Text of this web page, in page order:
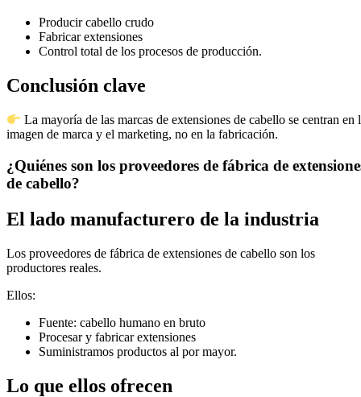
Producir cabello crudo
Fabricar extensiones
Control total de los procesos de producción.
Conclusión clave
La mayoría de las marcas de extensiones de cabello se centran en
imagen de marca y el marketing, no en la fabricación.
¿Quiénes son los proveedores de fábrica de
de cabello?
El lado manufacturero de la industria
Los proveedores de fábrica de extensiones de cabello son los
productores reales.
Ellos:
Fuente: cabello humano en bruto
Procesar y fabricar extensiones
Suministramos productos al por mayor.
Lo que ellos ofrecen